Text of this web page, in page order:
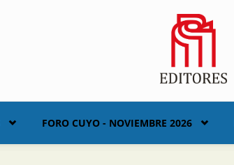
FORO CUYO - NOVIEMBRE 2026